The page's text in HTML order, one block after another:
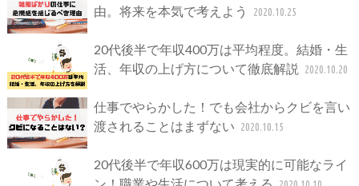
由。将来を本気で考えよう
2020.10.25
20代後半で年収400万は平均程度。結婚・生
活、年収の上げ方について徹底解説
2020.10.20
仕事でやらかした！でも会社からクビを言い
渡されることはまずない 2020.10.15
20代後半で年収600万は現実的に可能なライ
ン！職業や生活について考える